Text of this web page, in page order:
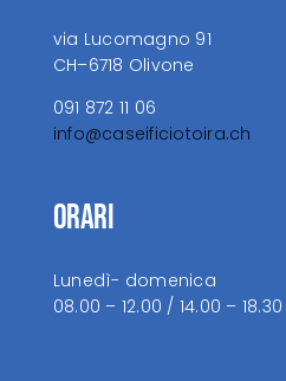
via Lucomagno 91
CH–6718 Olivone
091 872 11 06
info@caseificiotoira.ch
Orari
Lunedì- domenica
08.00 – 12.00 / 14.00 – 18.30